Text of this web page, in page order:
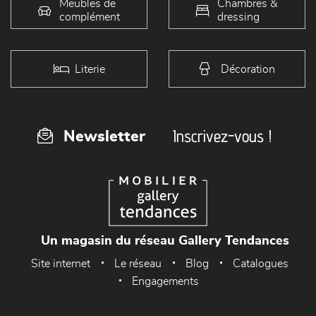
Meubles de
complément
Chambres &
dressing
Literie Décoration
Newsletter Inscrivez-vous !
Un magasin du réseau Gallery Tendances
Site internet Le réseau Blog
Catalogues
Engagements